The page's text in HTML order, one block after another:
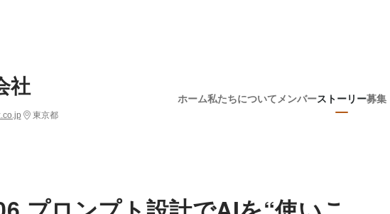
社
東京都
ホーム私たちについて メンバーストーリー募集